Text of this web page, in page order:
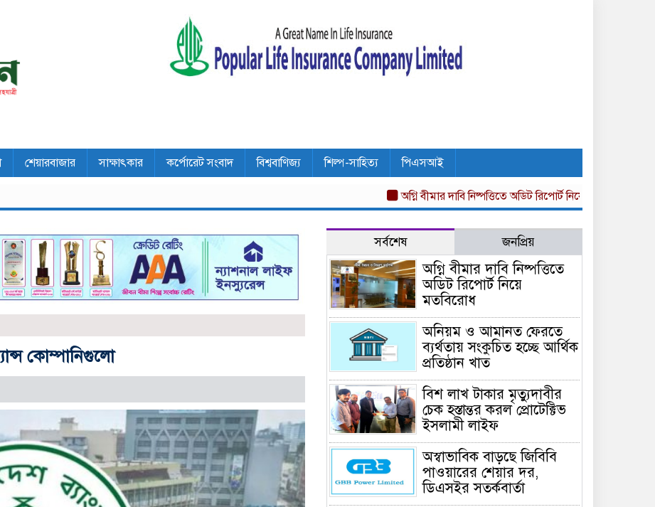
শেয়ারবাজার সাক্ষাৎকার কর্পোরেট সংবাদ বিশ্ববাণিজ্য শিল্প-সাহিত্য পিএসআই
অগ্নি বীমার দাবি নিষ্পত্তিতে অডিট রিপোর্ট নিয়ে মতবিরোধ
কোম্পানিগুলো
সর্বশেষ জনপ্রিয়
অগ্নি বীমার দাবি নিষ্পত্তিতে
অডিট রিপোর্ট নিয়ে
মতবিরোধ
অনিয়ম ও আমানত ফেরতে
ব্যর্থতায় সংকুচিত হচ্ছে আর্থিক
প্রতিষ্ঠান খাত
বিশ লাখ টাকার মৃত্যুদাবীর
চেক হস্তান্তর করল প্রোটেক্টিভ
ইসলামী লাইফ
অস্বাভাবিক বাড়ছে জিবিবি
পাওয়ারের শেয়ার দর,
ডিএসইর সতর্কবার্তা